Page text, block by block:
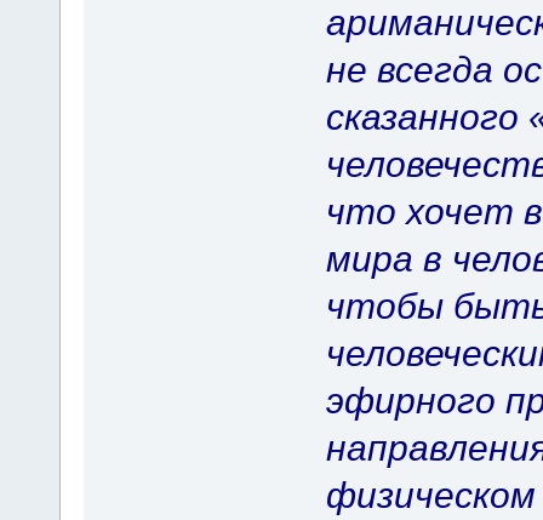
не всегда
что хочет
мира в
чтобы
эфирно­го